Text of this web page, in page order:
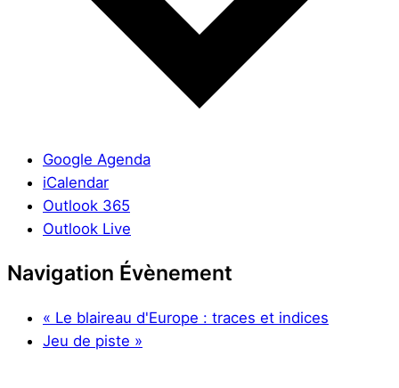
Google Agenda
iCalendar
Outlook 365
Outlook Live
Navigation Évènement
« Le blaireau d'Europe : traces et indices
Jeu de piste »